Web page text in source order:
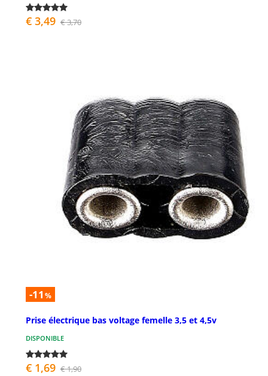
€ 3,49 € 3,70
-11 %
Prise électrique bas voltage femelle 3,5 et 4,5v
DISPONIBLE
€ 1,69 € 1,90